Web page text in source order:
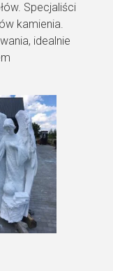
Specjaliści
kamienia.
idealnie